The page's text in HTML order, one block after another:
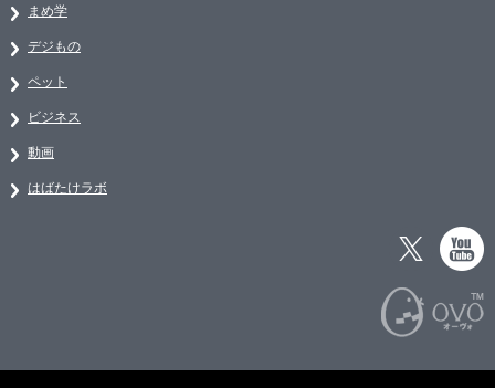
まめ学
デジもの
ペット
ビジネス
動画
はばたけラボ